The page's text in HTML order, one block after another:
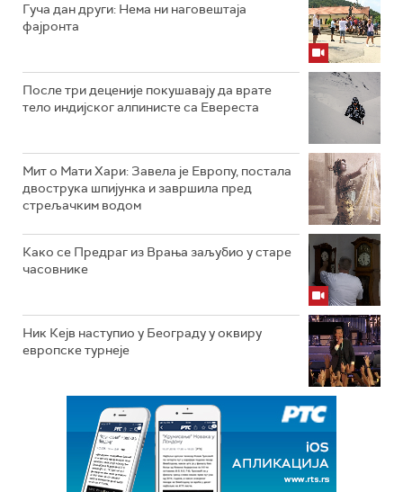
Гуча дан други: Нема ни наговештаја
фајронта
После три деценије покушавају да врате
тело индијског алпинисте са Евереста
Мит о Мати Хари: Завела је Европу, постала
двострука шпијунка и завршила пред
стрељачким водом
Како се Предраг из Врања заљубио у старе
часовнике
Ник Кејв наступио у Београду у оквиру
европске турнеје